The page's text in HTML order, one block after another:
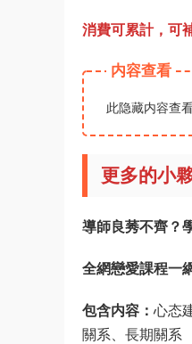
消費可累計，可
内容查看
此隐藏内容查
更多的小
導師良莠不齊？
全網戀愛課程一
包含内容： 心态
關系、長期關系